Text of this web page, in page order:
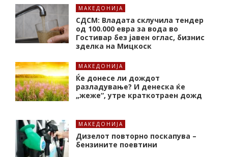
МАКЕДОНИЈА
СДСМ: Владата склучила тендер
од 100.000 евра за вода во
Гостивар без јавен оглас, бизнис
зделка на Мицкоск
МАКЕДОНИЈА
Ќе донесе ли дождот
разладување? И денеска ќе
„жеже“, утре краткотраен дожд
МАКЕДОНИЈА
Дизелот повторно поскапува –
бензините поевтини